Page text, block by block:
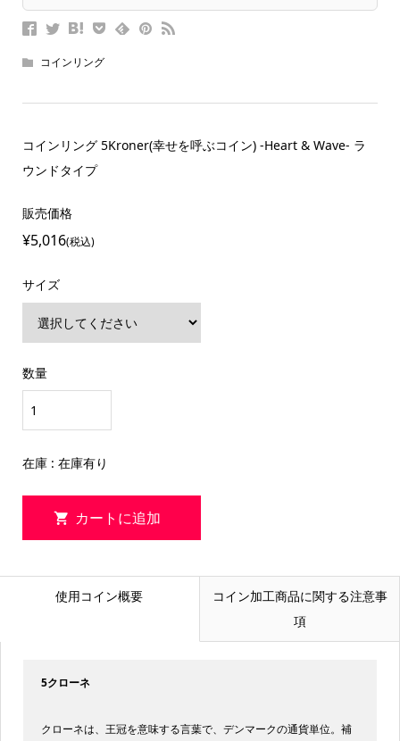
コインリング
コインリング 5Kroner(幸せを呼ぶコイン) -Heart & Wave- ラ
ウンドタイプ
販売価格
¥5,016(税込)
サイズ
数量
在庫 : 在庫有り
使用コイン概要
コイン加工商品に関する注意事
項
5クローネ
クローネは、王冠を意味する言葉で、デンマークの通貨単位。補